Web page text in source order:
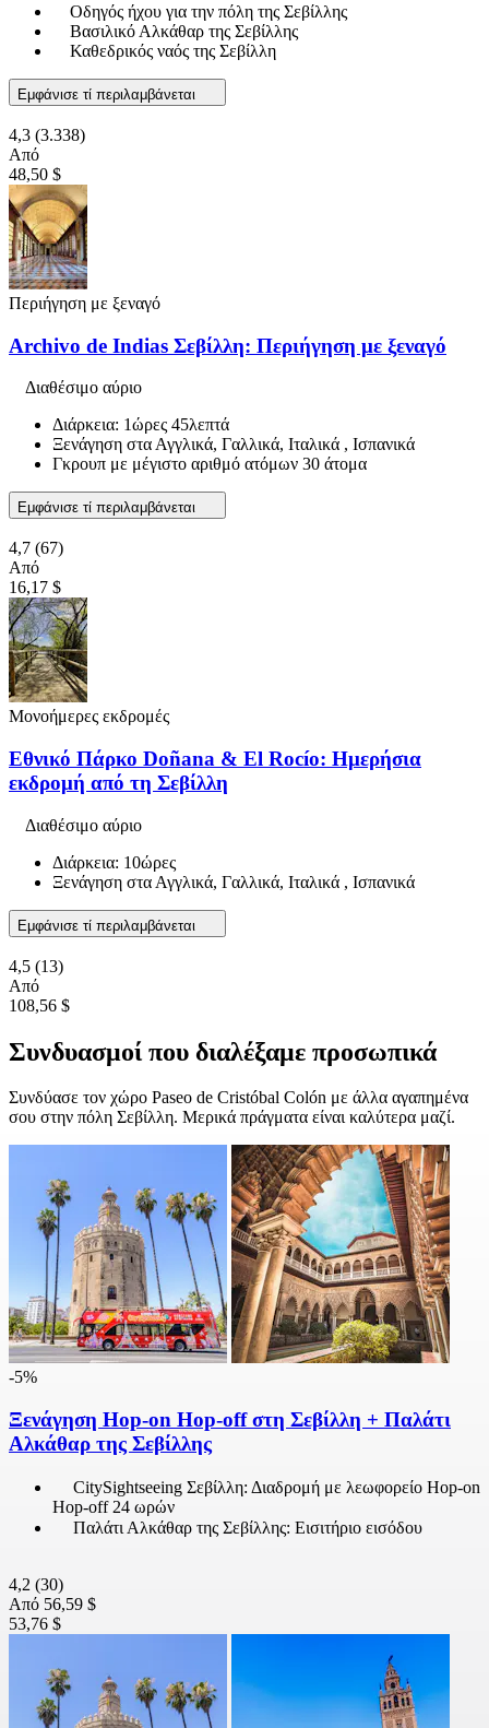
Οδηγός ήχου για την πόλη της Σεβίλλης
Βασιλικό Αλκάθαρ της Σεβίλλης
Καθεδρικός ναός της Σεβίλλη
Εμφάνισε τί περιλαμβάνεται
4,3 (3.338)
Από
48,50 $
Περιήγηση με ξεναγό
Archivo de Indias Σεβίλλη: Περιήγηση με ξεναγό
Διαθέσιμο αύριο
Διάρκεια: 1ώρες 45λεπτά
Ξενάγηση στα Αγγλικά, Γαλλικά, Ιταλικά , Ισπανικά
Γκρουπ με μέγιστο αριθμό ατόμων 30 άτομα
Εμφάνισε τί περιλαμβάνεται
4,7 (67)
Από
16,17 $
Μονοήμερες εκδρομές
Εθνικό Πάρκο Doñana & El Rocío: Ημερήσια
εκδρομή από τη Σεβίλλη
Διαθέσιμο αύριο
Διάρκεια: 10ώρες
Ξενάγηση στα Αγγλικά, Γαλλικά, Ιταλικά , Ισπανικά
Εμφάνισε τί περιλαμβάνεται
4,5 (13)
Από
108,56 $
Συνδυασμοί που διαλέξαμε προσωπικά
Συνδύασε τον χώρο Paseo de Cristóbal Colón με άλλα αγαπημένα
σου στην πόλη Σεβίλλη. Μερικά πράγματα είναι καλύτερα μαζί.
-5%
Ξενάγηση Hop-on Hop-off στη Σεβίλλη + Παλάτι
Αλκάθαρ της Σεβίλλης
CitySightseeing Σεβίλλη: Διαδρομή με λεωφορείο Hop-on
Hop-off 24 ωρών
Παλάτι Αλκάθαρ της Σεβίλλης: Εισιτήριο εισόδου
4,2 (30)
Από 56,59 $
53,76 $